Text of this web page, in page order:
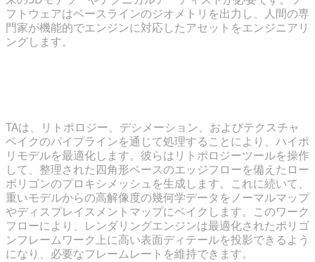
フトウェアはベースラインのジオメトリを出力し、人間の専
門家が機能的でエンジンに対応したアセットをエンジニアリ
ングします。
TAは、リトポロジー、デシメーション、およびテクスチャ
ベイクのパイプラインを通じて処理することにより、ハイポ
リモデルを最適化します。彼らはリトポロジーツールを操作
して、整理された四角形ベースのエッジフローを備えたロー
ポリゴンのプロキシメッシュを生成します。これに続いて、
重いモデルからの高解像度の幾何学データをノーマルマップ
やディスプレイスメントマップにベイクします。このワーク
フローにより、レンダリングエンジンは最適化されたポリゴ
ンフレームワーク上に高い表面ディテールを投影できるよう
になり、必要なフレームレートを維持できます。